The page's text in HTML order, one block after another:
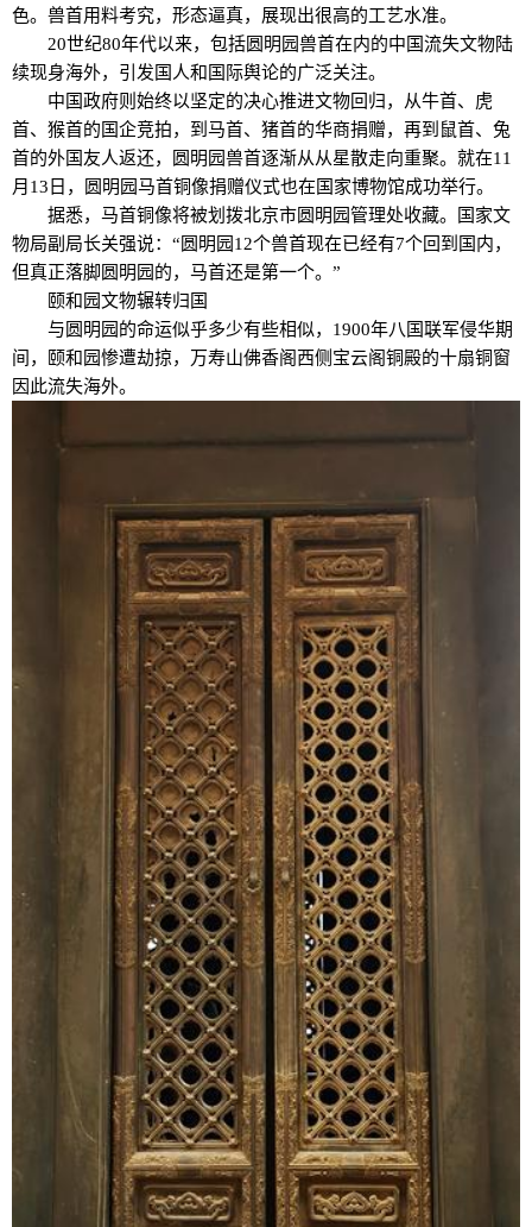
色。兽首用料考究，形态逼真，展现出很高的工艺水准。
20世纪80年代以来，包括圆明园兽首在内的中国流失文物陆
续现身海外，引发国人和国际舆论的广泛关注。
中国政府则始终以坚定的决心推进文物回归，从牛首、虎
首、猴首的国企竞拍，到马首、猪首的华商捐赠，再到鼠首、兔
首的外国友人返还，圆明园兽首逐渐从从星散走向重聚。就在11
月13日，圆明园马首铜像捐赠仪式也在国家博物馆成功举行。
据悉，马首铜像将被划拨北京市圆明园管理处收藏。国家文
物局副局长关强说：“圆明园12个兽首现在已经有7个回到国内，
但真正落脚圆明园的，马首还是第一个。”
颐和园文物辗转归国
与圆明园的命运似乎多少有些相似，1900年八国联军侵华期
间，颐和园惨遭劫掠，万寿山佛香阁西侧宝云阁铜殿的十扇铜窗
因此流失海外。